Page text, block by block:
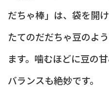
だちゃ棒」は、袋を開
たてのだだちゃ豆のよ
ます。噛むほどに豆の
バランスも絶妙です。